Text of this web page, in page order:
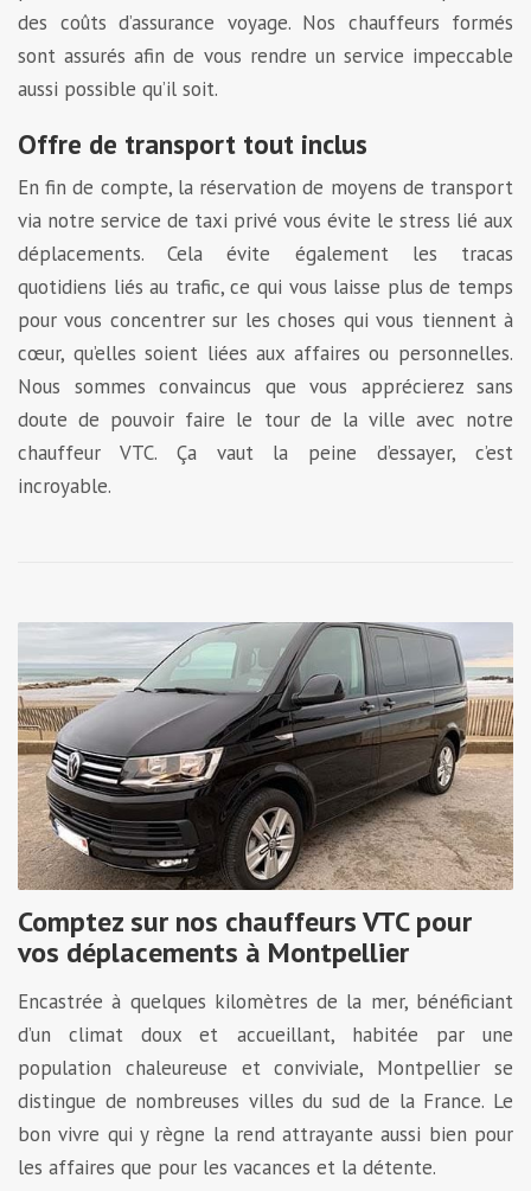
des coûts d’assurance voyage. Nos chauffeurs formés
sont assurés afin de vous rendre un service impeccable
aussi possible qu’il soit.
Offre de transport tout inclus
En fin de compte, la réservation de moyens de transport
via notre service de taxi privé vous évite le stress lié aux
déplacements. Cela évite également les tracas
quotidiens liés au trafic, ce qui vous laisse plus de temps
pour vous concentrer sur les choses qui vous tiennent à
cœur, qu’elles soient liées aux affaires ou personnelles.
Nous sommes convaincus que vous apprécierez sans
doute de pouvoir faire le tour de la ville avec notre
chauffeur VTC. Ça vaut la peine d’essayer, c’est
incroyable.
Comptez sur nos chauffeurs VTC pour
vos déplacements à Montpellier
Encastrée à quelques kilomètres de la mer, bénéficiant
d’un climat doux et accueillant, habitée par une
population chaleureuse et conviviale, Montpellier se
distingue de nombreuses villes du sud de la France. Le
bon vivre qui y règne la rend attrayante aussi bien pour
les affaires que pour les vacances et la détente.